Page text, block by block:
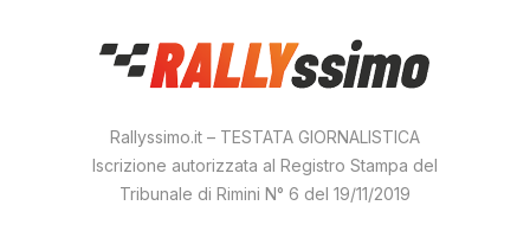
Rallyssimo.it – TESTATA GIORNALISTICA
Iscrizione autorizzata al Registro Stampa del
Tribunale di Rimini N° 6 del 19/11/2019